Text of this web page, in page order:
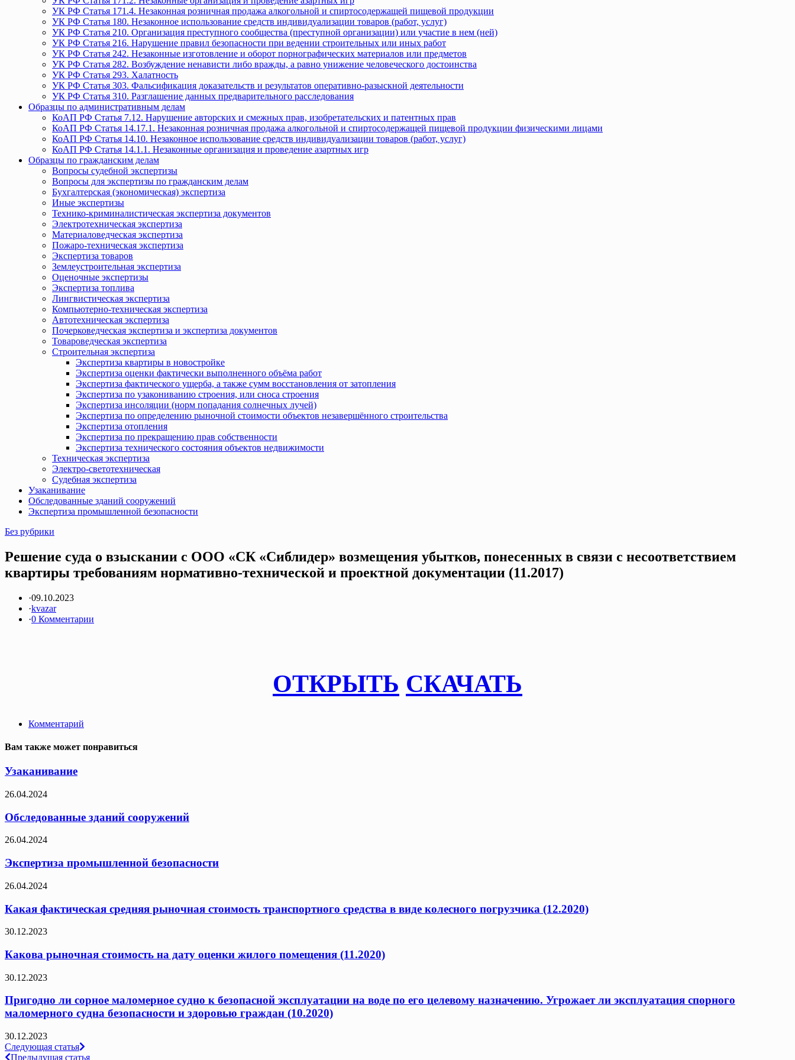
УК РФ Статья 171.4. Незаконная розничная продажа алкогольной и спиртосодержащей пищевой продукции
УК РФ Статья 180. Незаконное использование средств индивидуализации товаров (работ, услуг)
УК РФ Статья 210. Организация преступного сообщества (преступной организации) или участие в нем (ней)
УК РФ Статья 216. Нарушение правил безопасности при ведении строительных или иных работ
УК РФ Статья 242. Незаконные изготовление и оборот порнографических материалов или предметов
УК РФ Статья 282. Возбуждение ненависти либо вражды, а равно унижение человеческого достоинства
УК РФ Статья 293. Халатность
УК РФ Статья 303. Фальсификация доказательств и результатов оперативно-разыскной деятельности
УК РФ Статья 310. Разглашение данных предварительного расследования
Образцы по административным делам
КоАП РФ Статья 7.12. Нарушение авторских и смежных прав, изобретательских и патентных прав
КоАП РФ Статья 14.17.1. Незаконная розничная продажа алкогольной и спиртосодержащей пищевой продукции физическими лицами
КоАП РФ Статья 14.10. Незаконное использование средств индивидуализации товаров (работ, услуг)
КоАП РФ Статья 14.1.1. Незаконные организация и проведение азартных игр
Образцы по гражданским делам
Вопросы судебной экспертизы
Вопросы для экспертизы по гражданским делам
Бухгалтерская (экономическая) экспертиза
Иные экспертизы
Технико-криминалистическая экспертиза документов
Электротехническая экспертиза
Материаловедческая экспертиза
Пожаро-техническая экспертиза
Экспертиза товаров
Землеустроительная экспертиза
Оценочные экспертизы
Экспертиза топлива
Лингвистическая экспертиза
Компьютерно-техническая экспертиза
Автотехническая экспертиза
Почерковедческая экспертиза и экспертиза документов
Товароведческая экспертиза
Строительная экспертиза
Экспертиза квартиры в новостройке
Экспертиза оценки фактически выполненного объёма работ
Экспертиза фактического ущерба, а также сумм восстановления от затопления
Экспертиза по узакониванию строения, или сноса строения
Экспертиза инсоляции (норм попадания солнечных лучей)
Экспертиза по определению рыночной стоимости объектов незавершённого строительства
Экспертиза отопления
Экспертиза по прекращению прав собственности
Экспертиза технического состояния объектов недвижимости
Техническая экспертиза
Электро-светотехническая
Судебная экспертиза
Узаканивание
Обследованные зданий сооружений
Экспертиза промышленной безопасности
Без рубрики
Решение суда о взыскании с ООО «СК «Сиблидер» возмещения убытков, понесенных в связи с несоответствием
квартиры требованиям нормативно-технической и проектной документации (11.2017)
·09.10.2023
·kvazar
·0 Комментарии
ОТКРЫТЬ СКАЧАТЬ
Комментарий
Вам также может понравиться
Узаканивание
26.04.2024
Обследованные зданий сооружений
26.04.2024
Экспертиза промышленной безопасности
26.04.2024
Какая фактическая средняя рыночная стоимость транспортного средства в виде колесного погрузчика (12.2020)
30.12.2023
Какова рыночная стоимость на дату оценки жилого помещения (11.2020)
30.12.2023
Пригодно ли сорное маломерное судно к безопасной эксплуатации на воде по его целевому назначению. Угрожает ли эксплуатация спорного
маломерного судна безопасности и здоровью граждан (10.2020)
30.12.2023
Навигация
Следующая статья
Предыдущая статья